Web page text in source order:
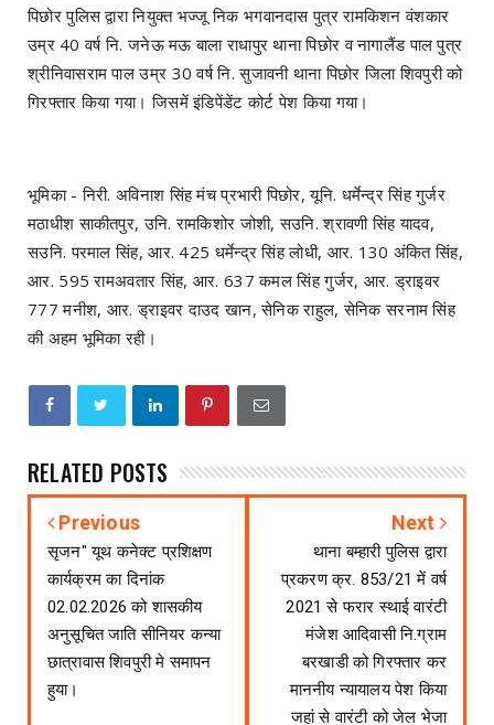
पिछोर पुलिस द्वारा नियुक्त भज्जू निक भगवानदास पुत्र रामकिशन वंशकार
उम्र 40 वर्ष नि. जनेऊ मऊ बाला राधापुर थाना पिछोर व नागालैंड पाल पुत्र
श्रीनिवासराम पाल उम्र 30 वर्ष नि. सुजावनी थाना पिछोर जिला शिवपुरी को
गिरफ्तार किया गया। जिसमें इंडिपेंडेंट कोर्ट पेश किया गया।
भूमिका - निरी. अविनाश सिंह मंच प्रभारी पिछोर, यूनि. धर्मेन्द्र सिंह गुर्जर
मठाधीश साकीतपुर, उनि. रामकिशोर जोशी, सउनि. श्रावणी सिंह यादव,
सउनि. परमाल सिंह, आर. 425 धर्मेन्द्र सिंह लोधी, आर. 130 अंकित सिंह,
आर. 595 रामअवतार सिंह, आर. 637 कमल सिंह गुर्जर, आर. ड्राइवर
777 मनीश, आर. ड्राइवर दाउद खान, सेनिक राहुल, सेनिक सरनाम सिंह
की अहम भूमिका रही।
RELATED POSTS
Previous
सृजन" यूथ कनेक्ट प्रशिक्षण
कार्यक्रम का दिनांक
02.02.2026 को शासकीय
अनुसूचित जाति सीनियर कन्या
छात्रावास शिवपुरी मे समापन
हुया।
Next
थाना बम्हारी पुलिस द्वारा
प्रकरण क्र. 853/21 में वर्ष
2021 से फरार स्थाई वारंटी
मंजेश आदिवासी नि.ग्राम
बरखाडी को गिरफ्तार कर
माननीय न्यायालय पेश किया
जहां से वारंटी को जेल भेजा